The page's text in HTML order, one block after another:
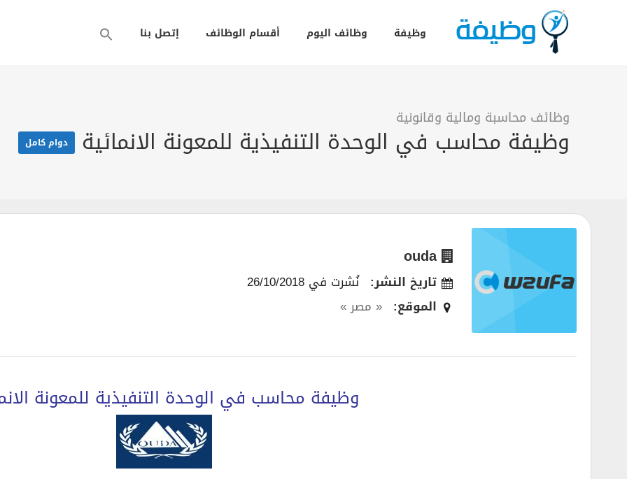
وظيفة وظائف اليوم أقسام الوظائف إتصل بنا
وظائف محاسبة ومالية وقانونية
وظيفة محاسب في الوحدة التنفيذية للمعونة الانمائية دوام كامل
ouda
تاريخ النشر: نُشرت في 26/10/2018
الموقع: « مصر »
وظيفة محاسب في الوحدة التنفيذية للمعونة